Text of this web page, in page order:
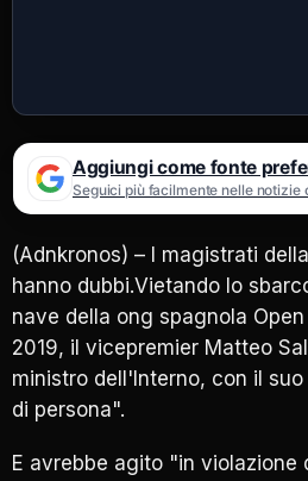
Aggiungi come fonte
Seguici più facilmente nelle notizie
(Adnkronos) – I magistrati
hanno dubbi.Vietando lo
nave della ong spagnola
2019, il vicepremier Matteo
ministro dell'Interno, con il
di persona".
E avrebbe agito "in violazione